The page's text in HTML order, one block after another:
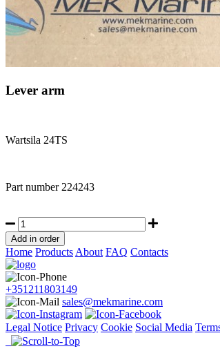
Lever arm
Wartsila 24TS
Part number224243
Home ProductsAbout FAQ Contacts
+351211803149
sales@mekmarine.com
Legal Notice Privacy Cookie Social Media